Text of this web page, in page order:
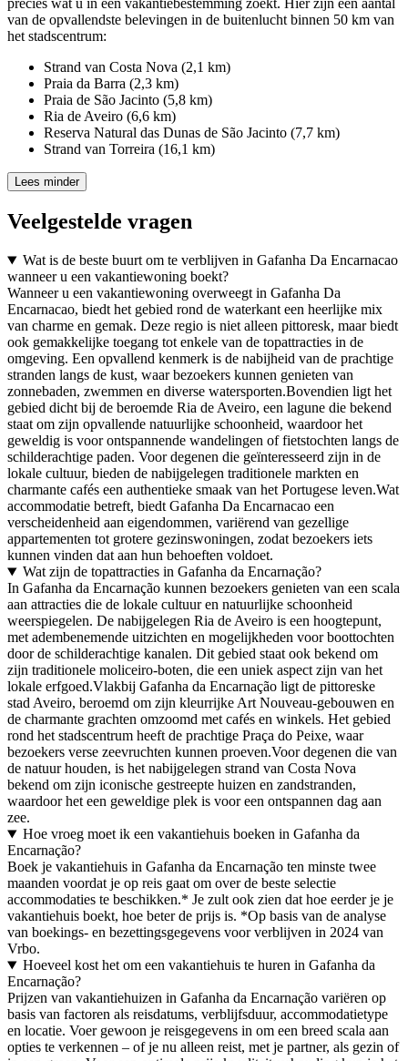
precies wat u in een vakantiebestemming zoekt. Hier zijn een aantal
van de opvallendste belevingen in de buitenlucht binnen 50 km van
het stadscentrum:
Strand van Costa Nova (2,1 km)
Praia da Barra (2,3 km)
Praia de São Jacinto (5,8 km)
Ria de Aveiro (6,6 km)
Reserva Natural das Dunas de São Jacinto (7,7 km)
Strand van Torreira (16,1 km)
Lees minder
Veelgestelde vragen
Wat is de beste buurt om te verblijven in Gafanha Da Encarnacao
wanneer u een vakantiewoning boekt?
Wanneer u een vakantiewoning overweegt in Gafanha Da
Encarnacao, biedt het gebied rond de waterkant een heerlijke mix
van charme en gemak. Deze regio is niet alleen pittoresk, maar biedt
ook gemakkelijke toegang tot enkele van de topattracties in de
omgeving. Een opvallend kenmerk is de nabijheid van de prachtige
stranden langs de kust, waar bezoekers kunnen genieten van
zonnebaden, zwemmen en diverse watersporten.Bovendien ligt het
gebied dicht bij de beroemde Ria de Aveiro, een lagune die bekend
staat om zijn opvallende natuurlijke schoonheid, waardoor het
geweldig is voor ontspannende wandelingen of fietstochten langs de
schilderachtige paden. Voor degenen die geïnteresseerd zijn in de
lokale cultuur, bieden de nabijgelegen traditionele markten en
charmante cafés een authentieke smaak van het Portugese leven.Wat
accommodatie betreft, biedt Gafanha Da Encarnacao een
verscheidenheid aan eigendommen, variërend van gezellige
appartementen tot grotere gezinswoningen, zodat bezoekers iets
kunnen vinden dat aan hun behoeften voldoet.
Wat zijn de topattracties in Gafanha da Encarnação?
In Gafanha da Encarnação kunnen bezoekers genieten van een scala
aan attracties die de lokale cultuur en natuurlijke schoonheid
weerspiegelen. De nabijgelegen Ria de Aveiro is een hoogtepunt,
met adembenemende uitzichten en mogelijkheden voor boottochten
door de schilderachtige kanalen. Dit gebied staat ook bekend om
zijn traditionele moliceiro-boten, die een uniek aspect zijn van het
lokale erfgoed.Vlakbij Gafanha da Encarnação ligt de pittoreske
stad Aveiro, beroemd om zijn kleurrijke Art Nouveau-gebouwen en
de charmante grachten omzoomd met cafés en winkels. Het gebied
rond het stadscentrum heeft de prachtige Praça do Peixe, waar
bezoekers verse zeevruchten kunnen proeven.Voor degenen die van
de natuur houden, is het nabijgelegen strand van Costa Nova
bekend om zijn iconische gestreepte huizen en zandstranden,
waardoor het een geweldige plek is voor een ontspannen dag aan
zee.
Hoe vroeg moet ik een vakantiehuis boeken in Gafanha da
Encarnação?
Boek je vakantiehuis in Gafanha da Encarnação ten minste twee
maanden voordat je op reis gaat om over de beste selectie
accommodaties te beschikken.* Je zult ook zien dat hoe eerder je je
vakantiehuis boekt, hoe beter de prijs is. *Op basis van de analyse
van boekings- en bezettingsgegevens voor verblijven in 2024 van
Vrbo.
Hoeveel kost het om een vakantiehuis te huren in Gafanha da
Encarnação?
Prijzen van vakantiehuizen in Gafanha da Encarnação variëren op
basis van factoren als reisdatums, verblijfsduur, accommodatietype
en locatie. Voer gewoon je reisgegevens in om een breed scala aan
opties te verkennen – of je nu alleen reist, met je partner, als gezin of